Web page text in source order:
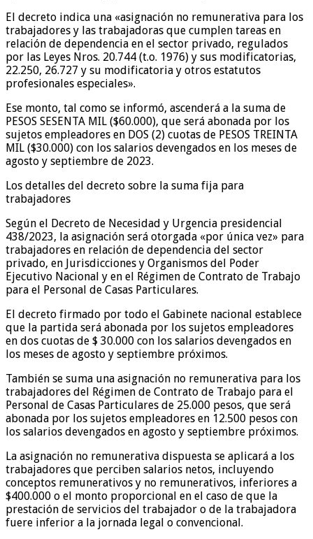
El decreto indica una «asignación no remunerativa para los
trabajadores y las trabajadoras que cumplen tareas en
relación de dependencia en el sector privado, regulados
por las Leyes Nros. 20.744 (t.o. 1976) y sus modificatorias,
22.250, 26.727 y su modificatoria y otros estatutos
profesionales especiales».
Ese monto, tal como se informó, ascenderá a la suma de
PESOS SESENTA MIL ($60.000), que será abonada por los
sujetos empleadores en DOS (2) cuotas de PESOS TREINTA
MIL ($30.000) con los salarios devengados en los meses de
agosto y septiembre de 2023.
Los detalles del decreto sobre la suma fija para
trabajadores
Según el Decreto de Necesidad y Urgencia presidencial
438/2023, la asignación será otorgada «por única vez» para
trabajadores en relación de dependencia del sector
privado, en Jurisdicciones y Organismos del Poder
Ejecutivo Nacional y en el Régimen de Contrato de Trabajo
para el Personal de Casas Particulares.
El decreto firmado por todo el Gabinete nacional establece
que la partida será abonada por los sujetos empleadores
en dos cuotas de $ 30.000 con los salarios devengados en
los meses de agosto y septiembre próximos.
También se suma una asignación no remunerativa para los
trabajadores del Régimen de Contrato de Trabajo para el
Personal de Casas Particulares de 25.000 pesos, que será
abonada por los sujetos empleadores en 12.500 pesos con
los salarios devengados en agosto y septiembre próximos.
La asignación no remunerativa dispuesta se aplicará a los
trabajadores que perciben salarios netos, incluyendo
conceptos remunerativos y no remunerativos, inferiores a
$400.000 o el monto proporcional en el caso de que la
prestación de servicios del trabajador o de la trabajadora
fuere inferior a la jornada legal o convencional.